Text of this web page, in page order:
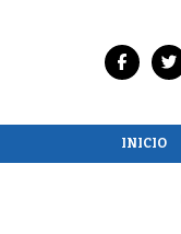
INICIO